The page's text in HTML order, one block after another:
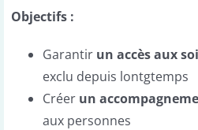
Objectifs :
Garantirun accès aux
exclu depuis lontgtemps
Créer un
aux personnes